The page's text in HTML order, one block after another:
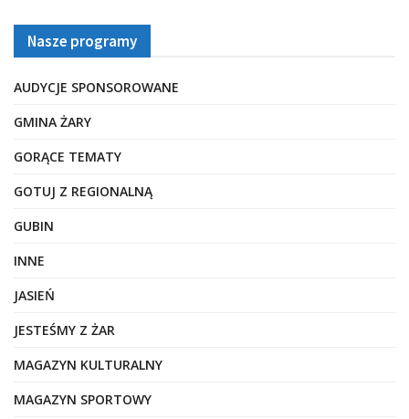
Nasze programy
AUDYCJE SPONSOROWANE
GMINA ŻARY
GORĄCE TEMATY
GOTUJ Z REGIONALNĄ
GUBIN
INNE
JASIEŃ
JESTEŚMY Z ŻAR
MAGAZYN KULTURALNY
MAGAZYN SPORTOWY